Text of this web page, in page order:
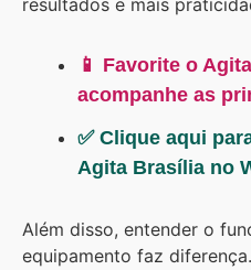
resultados e mais
📱 Favorite o
acompanhe as
✅ Clique aqui
Agita Brasília no
Além disso, entender o
equipamento faz